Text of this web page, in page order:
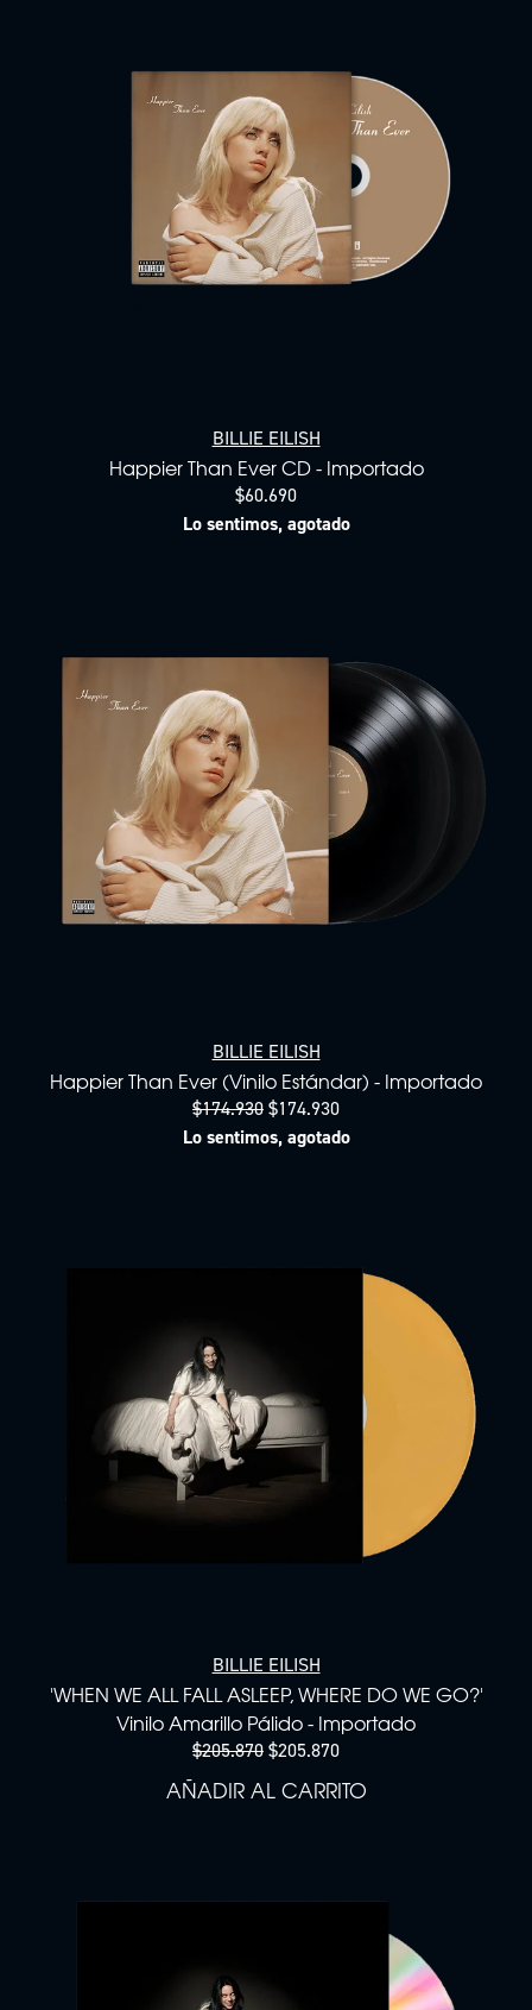
BILLIE EILISH
Happier Than Ever CD - Importado
$60.690
Lo sentimos, agotado
BILLIE EILISH
Happier Than Ever (Vinilo Estándar) - Importado
$174.930$174.930
Lo sentimos, agotado
BILLIE EILISH
'WHEN WE ALL FALL ASLEEP, WHERE DO WE GO?'
Vinilo Amarillo Pálido - Importado
$205.870$205.870
AÑADIR 'WHEN WE ALL
AÑADIR AL CARRITO